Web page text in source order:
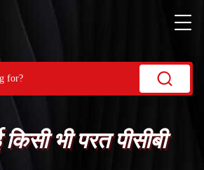
भी परत पीसीबी